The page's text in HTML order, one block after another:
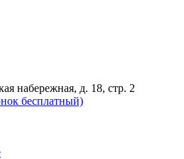
набережная, д. 18, стр. 2
бесплатный)